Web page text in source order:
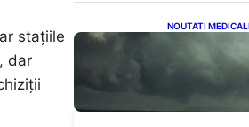
stațiile
dar
NOUTATI
România în
extreme:
efectele